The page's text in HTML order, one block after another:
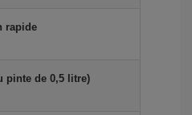
rapide
pinte de 0,5 litre)